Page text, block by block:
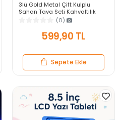
3lü Gold Metal Çift Kulplu
Sahan Tava Seti Kahvaltılık
Meze Menemen Mutfak Sofra
Sunum Kabı Seti
(0)
599,90 TL
Sepete Ekle